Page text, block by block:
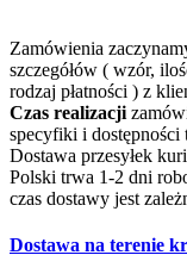
Zamówienia
szczegółów ( wzór,
rodzaj płatności ) z
Czas realizacji
specyfiki i dostępności
Dostawa przesyłek
Polski trwa 1-2 dni
czas dostawy jest
Dostawa na terenie